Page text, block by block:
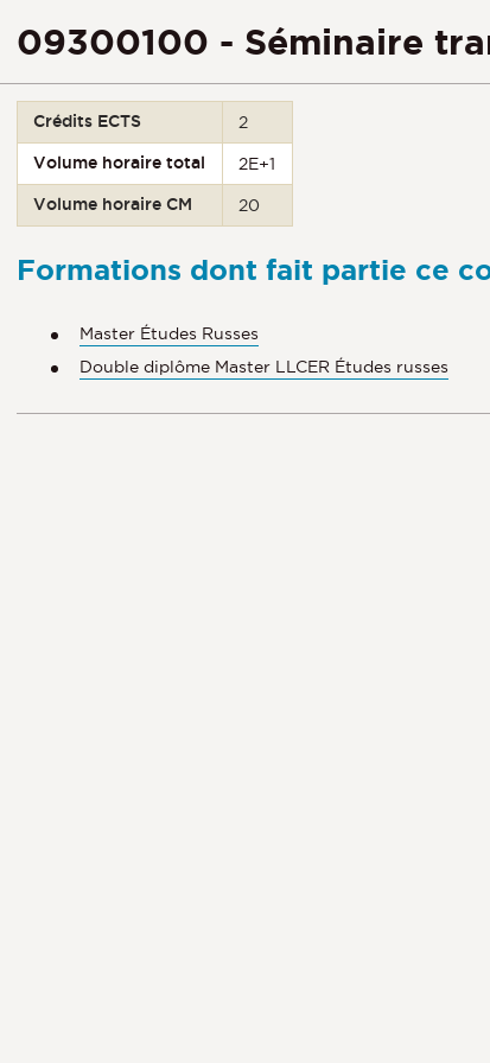
09300100 - Séminaire
Crédits ECTS 2
Volume horaire total 2E+1
Volume horaire CM 20
Formations dont fait partie ce
Master Études Russes
Double diplôme Master LLCER Études russes